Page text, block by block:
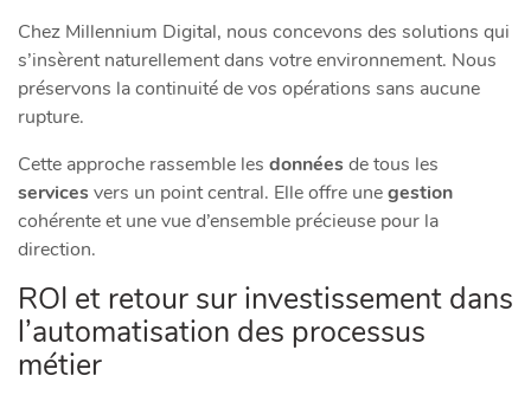
Chez Millennium Digital, nous concevons des solutions qui
s’insèrent naturellement dans votre environnement. Nous
préservons la continuité de vos opérations sans aucune
rupture.
Cette approche rassemble les donnéesde tous les
servicesvers un point central. Elle offre unegestion
cohérente et une vue d’ensemble précieuse pour la
direction.
ROI et retour sur investissement dans
l’automatisation des processus
métier